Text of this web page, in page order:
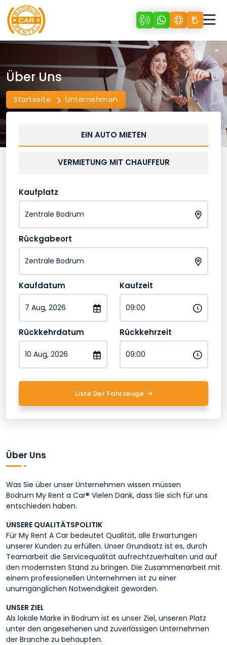
Über Uns
Startseite Unternehmen
EIN AUTO MIETEN
VERMIETUNG MIT CHAUFFEUR
Kaufplatz
Rückgabeort
Kaufdatum Kaufzeit
Rückkehrdatum Rückkehrzeit
Liste Der Fahrzeuge
Über Uns
Was Sie über unser Unternehmen wissen müssen
Bodrum My Rent a Car® Vielen Dank, dass Sie sich für uns
entschieden haben.
UNSERE QUALITÄTSPOLITIK
Für My Rent A Car bedeutet Qualität, alle Erwartungen
unserer Kunden zu erfüllen. Unser Grundsatz ist es, durch
Teamarbeit die Servicequalität aufrechtzuerhalten und auf
den modernsten Stand zu bringen. Die Zusammenarbeit mit
einem professionellen Unternehmen ist zu einer
unumgänglichen Notwendigkeit geworden.
UNSER ZIEL
Als lokale Marke in Bodrum ist es unser Ziel, unseren Platz
unter den angesehenen und zuverlässigen Unternehmen
der Branche zu behaupten.